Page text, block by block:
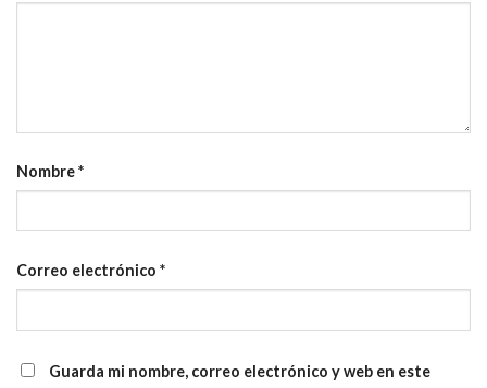
Nombre*
Correo electrónico *
Guarda mi nombre, correo electrónico y web en este